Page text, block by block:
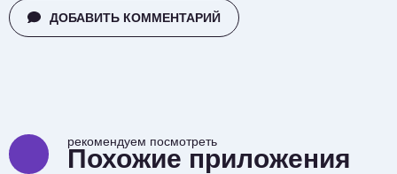
ДОБАВИТЬ КОММЕНТАРИЙ
рекомендуем посмотреть
Похожие приложения